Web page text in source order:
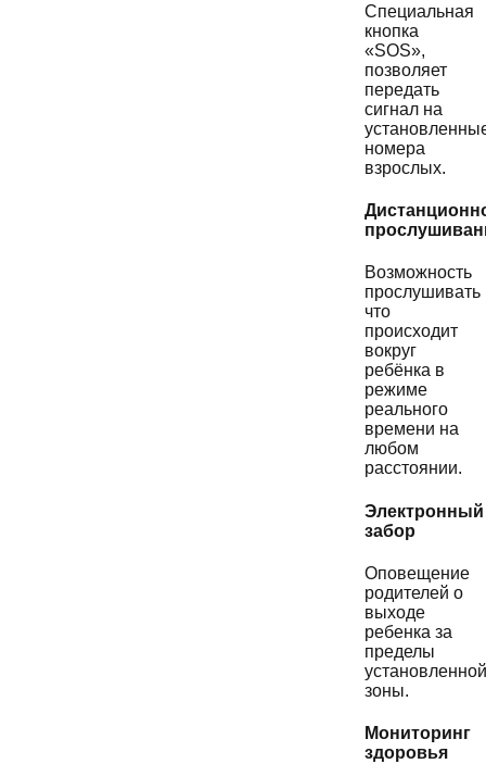
Специальная
кнопка
«SOS»,
позволяет
передать
сигнал на
номера
взрослых.
Возможность
прослушивать
что
происходит
вокруг
ребёнка в
режиме
реального
времени на
любом
расстоянии.
Электронный
забор
Оповещение
родителей о
выходе
ребенка за
пределы
установленной
зоны.
Мониторинг
здоровья